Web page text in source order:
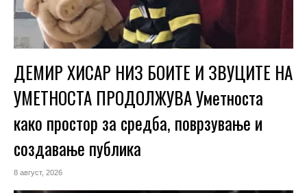
ДЕМИР ХИСАР НИЗ БОИТЕ И ЗВУЦИТЕ НА
УМЕТНОСТА ПРОДОЛЖУВА Уметноста
како простор за средба, поврзување и
создавање публика
8 август, 2026